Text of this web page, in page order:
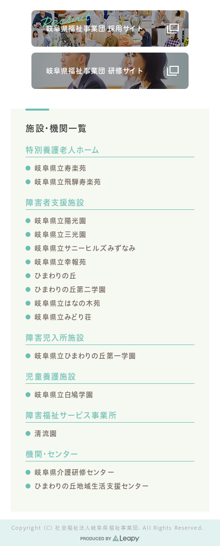
岐阜県福祉事業団 採用サイト
岐阜県福祉事業団 研修サイト
施設・機関一覧
特別養護老人ホーム
岐阜県立寿楽苑
岐阜県立飛騨寿楽苑
障害者支援施設
岐阜県立陽光園
岐阜県立三光園
岐阜県立サニーヒルズみずなみ
岐阜県立幸報苑
ひまわりの丘
ひまわりの丘第二学園
岐阜県立はなの木苑
岐阜県立みどり荘
障害児入所施設
岐阜県立ひまわりの丘第一学園
児童養護施設
岐阜県立白鳩学園
障害福祉サービス事業所
清流園
機関・センター
岐阜県介護研修センター
ひまわりの丘地域生活支援センター
Copyright (C) 社会福祉法人岐阜県福祉事業団. All Rights Reserved.